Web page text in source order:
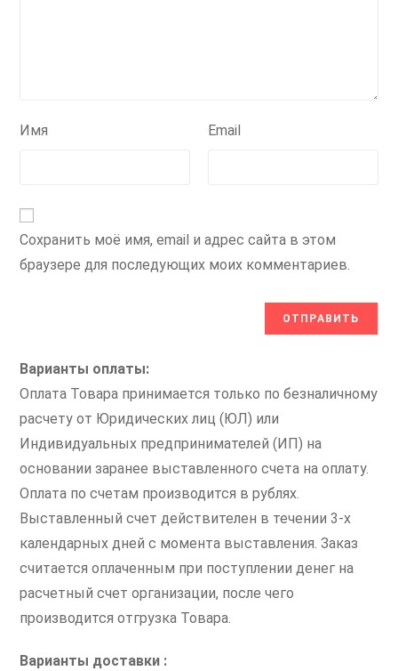
Имя Email
Сохранить моё имя, email и адрес сайта в этом
браузере для последующих моих комментариев.
Варианты оплаты:
Оплата Товара принимается только по безналичному
расчету от Юридических лиц (ЮЛ) или
Индивидуальных предпринимателей (ИП) на
основании заранее выставленного счета на оплату.
Оплата по счетам производится в рублях.
Выставленный счет действителен в течении 3-х
календарных дней с момента выставления. Заказ
считается оплаченным при поступлении денег на
расчетный счет организации, после чего
производится отгрузка Товара.
Варианты доставки :